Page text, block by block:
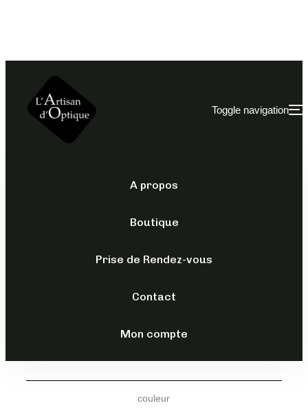
Toggle navigation
A propos
Boutique
Prise de Rendez-vous
Contact
Mon compte
159,00
couleur